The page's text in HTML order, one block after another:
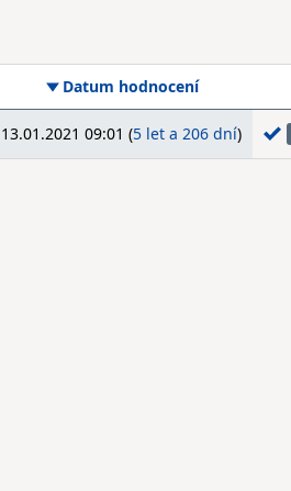
Datum hodnocení
13.01.2021 09:01 (5 let a 206 dní)